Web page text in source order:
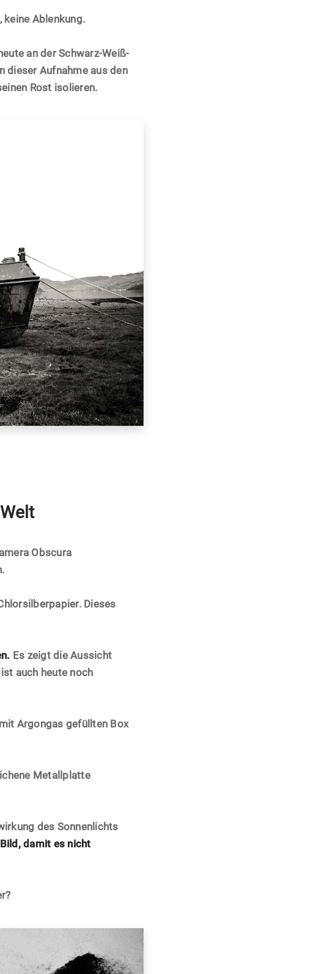
keine Ablenkung.
an der Schwarz-Weiß-
dieser Aufnahme aus den
Rost isolieren.
Obscura
Dieses
Es zeigt die Aussicht
auch heute noch
Argongas gefüllten Box
Metallplatte
des Sonnenlichts
damit es nicht